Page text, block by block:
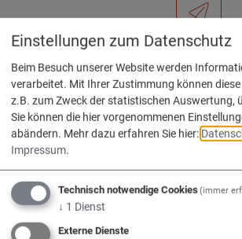
Gemeinderat Muskat-
Meyerle Markus
Neumeier Elisabeth
08424
11
Einstellungen zum Datenschutz
Beim Besuch unserer Website werden
verarbeitet. Mit Ihrer Zustimmung können
z.B. zum Zweck der statistischen Auswertung,
Sie können die hier vorgenommenen
abändern. Mehr dazu erfahren Sie hier:
Impressum.
Technisch notwendige Cookies(immer
↓ 1 Dienst
Externe Dienste